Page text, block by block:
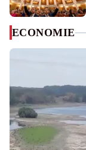
ECONOMIE